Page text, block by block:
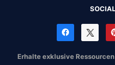
Erhalte exklusive